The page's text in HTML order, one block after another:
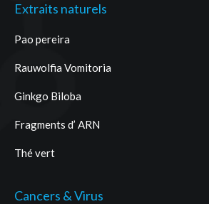
Extraits naturels
Pao pereira
Rauwolfia Vomitoria
Ginkgo Biloba
Fragments d’ ARN
Thé vert
Cancers & Virus